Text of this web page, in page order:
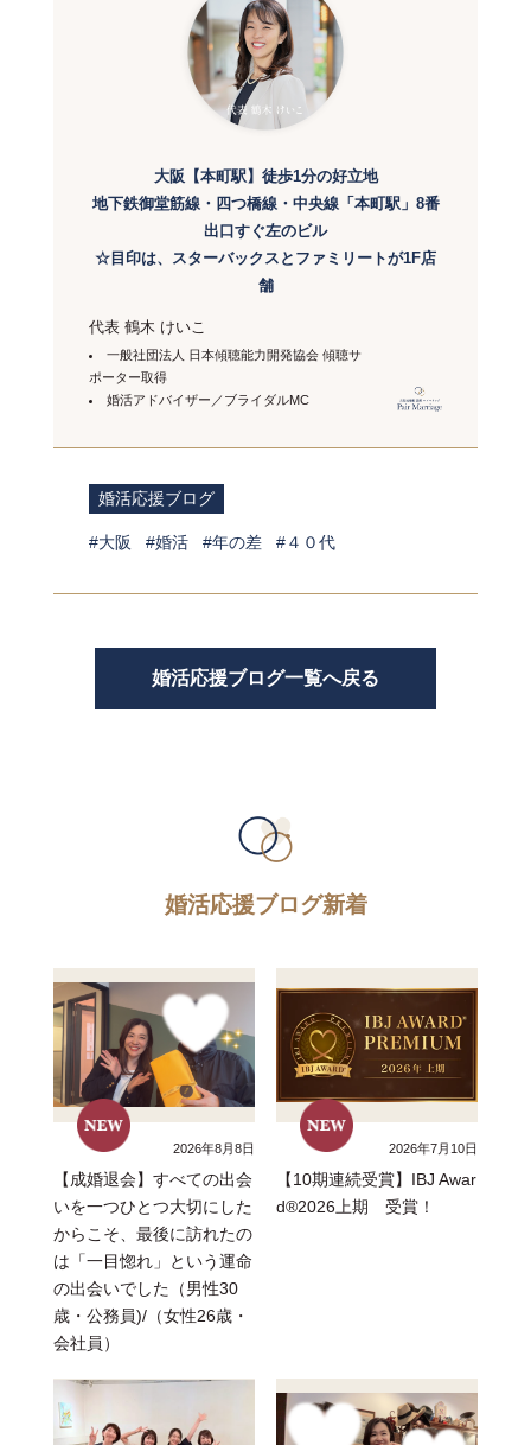
大阪【本町駅】徒歩1分の好立地
地下鉄御堂筋線・四つ橋線・中央線「本町駅」8番
出口すぐ左のビル
☆目印は、スターバックスとファミリートが1F店
舗
代表 鶴木 けいこ
一般社団法人 日本傾聴能力開発協会 傾聴サ
ポーター取得
婚活アドバイザー／ブライダルMC
婚活応援ブログ
大阪 婚活 年の差 ４０代
婚活応援ブログ一覧へ戻る
婚活応援ブログ新着
2026年8月8日
【成婚退会】すべての出会
いを一つひとつ大切にした
からこそ、最後に訪れたの
は「一目惚れ」という運命
の出会いでした（男性30
歳・公務員)/（女性26歳・
会社員）
2026年7月10日
【10期連続受賞】IBJ Awar
d®2026上期 受賞！